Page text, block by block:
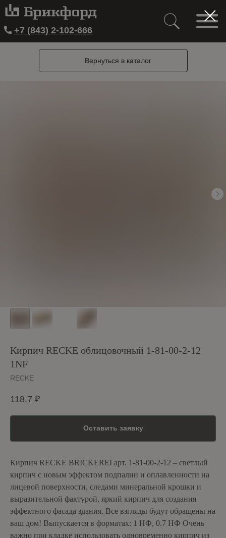
+7 (843) 2-102-666
Вернуться в каталог
Кирпич RECKE облицовочный 1-81-00-2-12
1NF
RECKE
118,7 ₽
Оставить заявку
Кирпич RECKE BRICKEREI арт. 1-81-00-2-12 – светлый
кирпич с новым эффектом подпалин и оплавленности на
лицевой поверхности, следами минеральной крошки и
выразительной фактурой, яркий кирпич для создания
эффектного фасада здания. Все взгляды будут обращены на
ваш дом! Выпускается в форматах: 1 НФ, 0.7 НФ Очень
важно при кладке использовать одновременно кирпич из